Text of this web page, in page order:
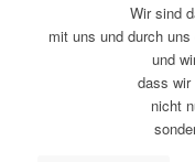
Wir sind
mit uns und durch
und
dass wir
nicht